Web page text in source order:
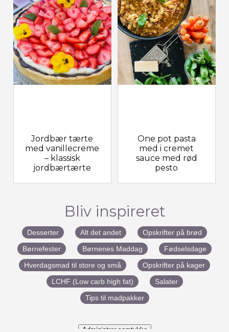
Jordbær tærte
med vanillecreme
– klassisk
jordbærtærte
One pot pasta
med i cremet
sauce med rød
pesto
Bliv inspireret
Desserter Alt det andet
Opskrifter på brød
Børnefester
Børnenes Maddag
Fødselsdage
Hverdagsmad til store og små
Opskrifter på kager
LCHF (Low carb high fat)
Salater
Tips til madpakker
Administrer samtykke